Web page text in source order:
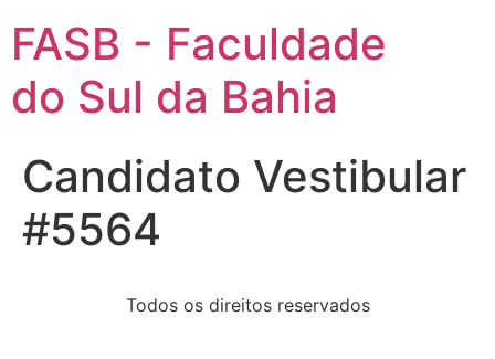
FASB - Faculdade
do Sul da Bahia
Candidato Vestibular
#5564
Todos os direitos reservados